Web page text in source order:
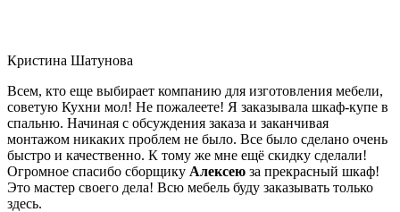
Кристина Шатунова
Всем, кто еще выбирает компанию для изготовления мебели,
советую Кухни мол! Не пожалеете! Я заказывала шкаф-купе в
спальню. Начиная с обсуждения заказа и заканчивая
монтажом никаких проблем не было. Все было сделано очень
быстро и качественно. К тому же мне ещё скидку сделали!
Огромное спасибо сборщику Алексею за прекрасный шкаф!
Это мастер своего дела! Всю мебель буду заказывать только
здесь.